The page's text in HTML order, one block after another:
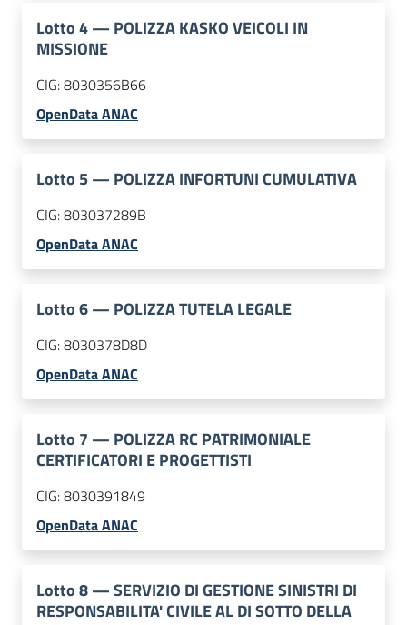
Lotto4— POLIZZA KASKO VEICOLI IN
MISSIONE
CIG:8030356B66
OpenData ANAC
Lotto 5— POLIZZA INFORTUNI CUMULATIVA
CIG:803037289B
OpenData ANAC
Lotto6— POLIZZA TUTELA LEGALE
CIG:8030378D8D
OpenData ANAC
Lotto 7 — POLIZZA RC PATRIMONIALE
CERTIFICATORI E PROGETTISTI
CIG:8030391849
OpenData ANAC
Lotto8—SERVIZIO DI GESTIONE SINISTRI DI
RESPONSABILITA' CIVILE AL DI SOTTO DELLA